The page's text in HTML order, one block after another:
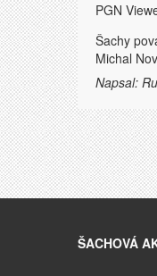
PGN
Šachy
Michal
Napsal:
ŠACHOVÁ